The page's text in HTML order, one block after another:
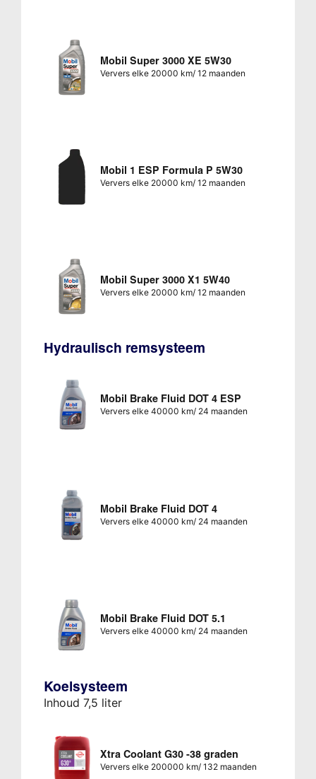
Mobil Super 3000 XE 5W30
Ververs elke 20000 km/ 12 maanden
Mobil 1 ESP Formula P 5W30
Ververs elke 20000 km/ 12 maanden
Mobil Super 3000 X1 5W40
Ververs elke 20000 km/ 12 maanden
Hydraulisch remsysteem
Mobil Brake Fluid DOT 4 ESP
Ververs elke 40000 km/ 24 maanden
Mobil Brake Fluid DOT 4
Ververs elke 40000 km/ 24 maanden
Mobil Brake Fluid DOT 5.1
Ververs elke 40000 km/ 24 maanden
Koelsysteem
Inhoud 7,5 liter
Xtra Coolant G30 -38 graden
Ververs elke 200000 km/ 132 maanden